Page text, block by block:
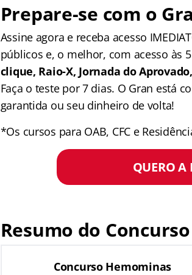
Prepare-se com o
Assine agora e receba acesso
públicos e, o melhor, com acesso às
clique, Raio-X, Jornada do
Faça o teste por 7 dias. O Gran está
garantida ou seu dinheiro de volta!
*Os cursos para OAB, CFC e
QUERO
Resumo do
Concurso Hemominas